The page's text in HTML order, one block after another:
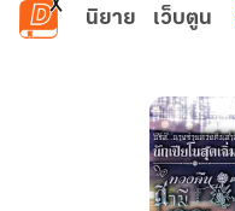
ข้ามไปยังเนื้อหาหลัก
นิยาย เว็บตูน